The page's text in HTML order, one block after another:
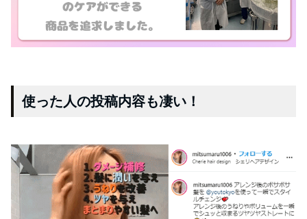
使った人の投稿内容も凄い！